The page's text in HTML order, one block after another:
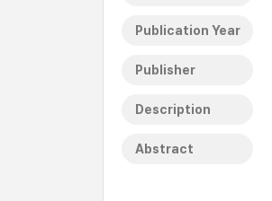
Publication Year
Publisher
Description
Abstract